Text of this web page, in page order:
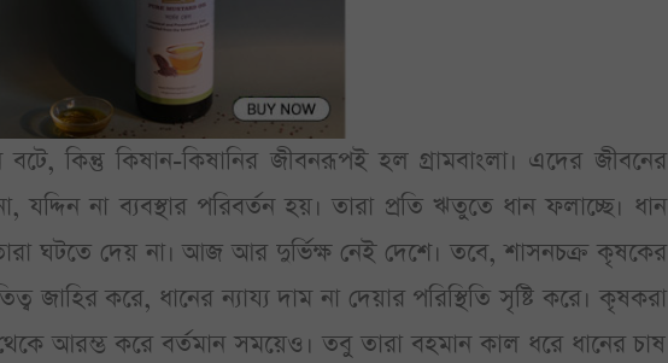
বটে, কিন্তু কিষান-কিষানির জীবনরূপই হল গ্রামবাংলা। এদের জীবনের
যদ্দিন না ব্যবস্থার পরিবর্তন হয়। তারা প্রতি ঋতুতে ধান ফলাচ্ছে। ধান
ঘটতে দেয় না। আজ আর দুর্ভিক্ষ নেই দেশে। তবে, শাসনচক্র কৃষকের
জাহির করে, ধানের ন্যায্য দাম না দেয়ার পরিস্থিতি সৃষ্টি করে। কৃষকরা
আরম্ভ করে বর্তমান সময়েও। তবু তারা বহমান কাল ধরে ধানের চাষ